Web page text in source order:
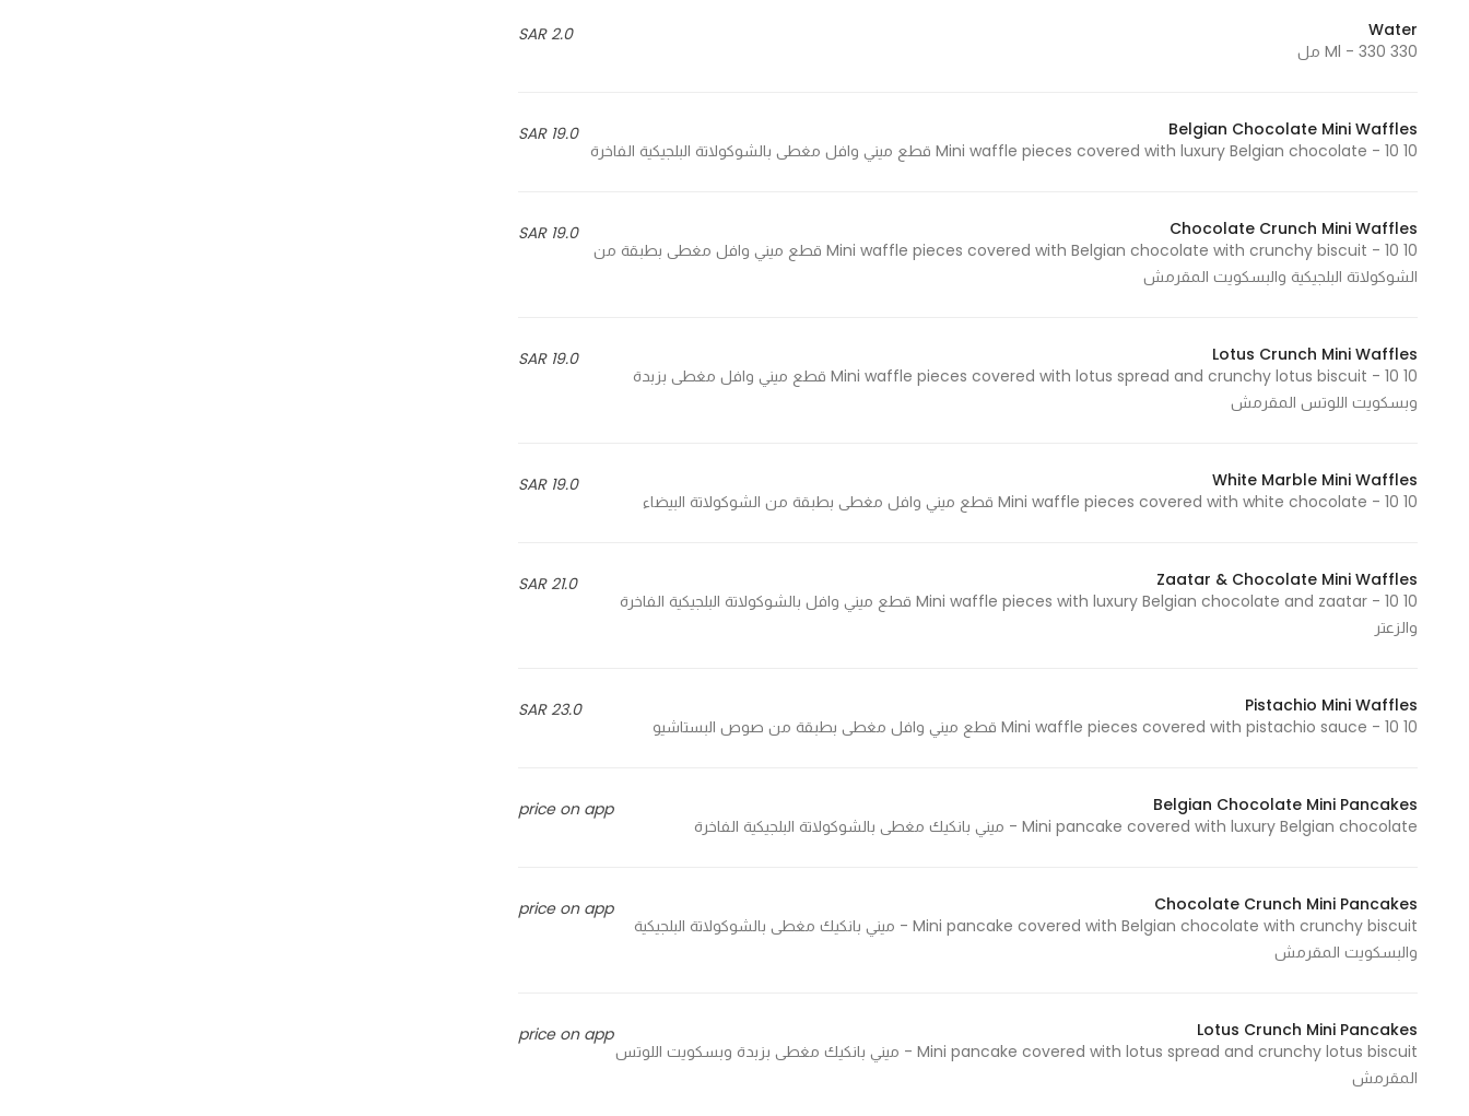
2.0 SAR
Water
330 Ml - 330 مل
19.0 SAR
Belgian Chocolate Mini Waffles
10 Mini waffle pieces covered with luxury Belgian chocolate - 10 قطع ميني وافل مغطى بالشوكولاتة البلجيكية الفاخرة
19.0 SAR
Chocolate Crunch Mini Waffles
10 Mini waffle pieces covered with Belgian chocolate with crunchy biscuit - 10 قطع ميني وافل مغطى بطبقة من
الشوكولاتة البلجيكية والبسكويت المقرمش
19.0 SAR
Lotus Crunch Mini Waffles
10 Mini waffle pieces covered with lotus spread and crunchy lotus biscuit - 10 قطع ميني وافل مغطى بزبدة
وبسكويت اللوتس المقرمش
19.0 SAR
White Marble Mini Waffles
10 Mini waffle pieces covered with white chocolate - 10 قطع ميني وافل مغطى بطبقة من الشوكولاتة البيضاء
21.0 SAR
Zaatar & Chocolate Mini Waffles
10 Mini waffle pieces with luxury Belgian chocolate and zaatar - 10 قطع ميني وافل بالشوكولاتة البلجيكية الفاخرة
والزعتر
23.0 SAR
Pistachio Mini Waffles
10 Mini waffle pieces covered with pistachio sauce - 10 قطع ميني وافل مغطى بطبقة من صوص البستاشيو
price on app
Belgian Chocolate Mini Pancakes
Mini pancake covered with luxury Belgian chocolate - ميني بانكيك مغطى بالشوكولاتة البلجيكية الفاخرة
price on app
Chocolate Crunch Mini Pancakes
Mini pancake covered with Belgian chocolate with crunchy biscuit - ميني بانكيك مغطى بالشوكولاتة البلجيكية
والبسكويت المقرمش
price on app
Lotus Crunch Mini Pancakes
Mini pancake covered with lotus spread and crunchy lotus biscuit - ميني بانكيك مغطى بزبدة وبسكويت اللوتس
المقرمش